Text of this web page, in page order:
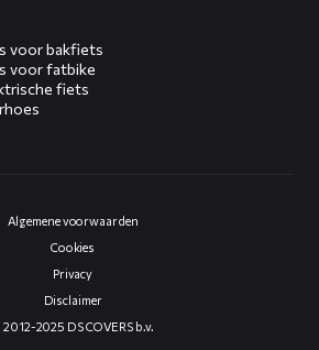
voor bakfiets
voor fatbike
fiets
Algemene voorwaarden
Cookies
Privacy
Disclaimer
2025 DS COVERS b.v.